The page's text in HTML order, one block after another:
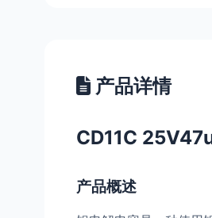
产品详情
CD11C
产品概述